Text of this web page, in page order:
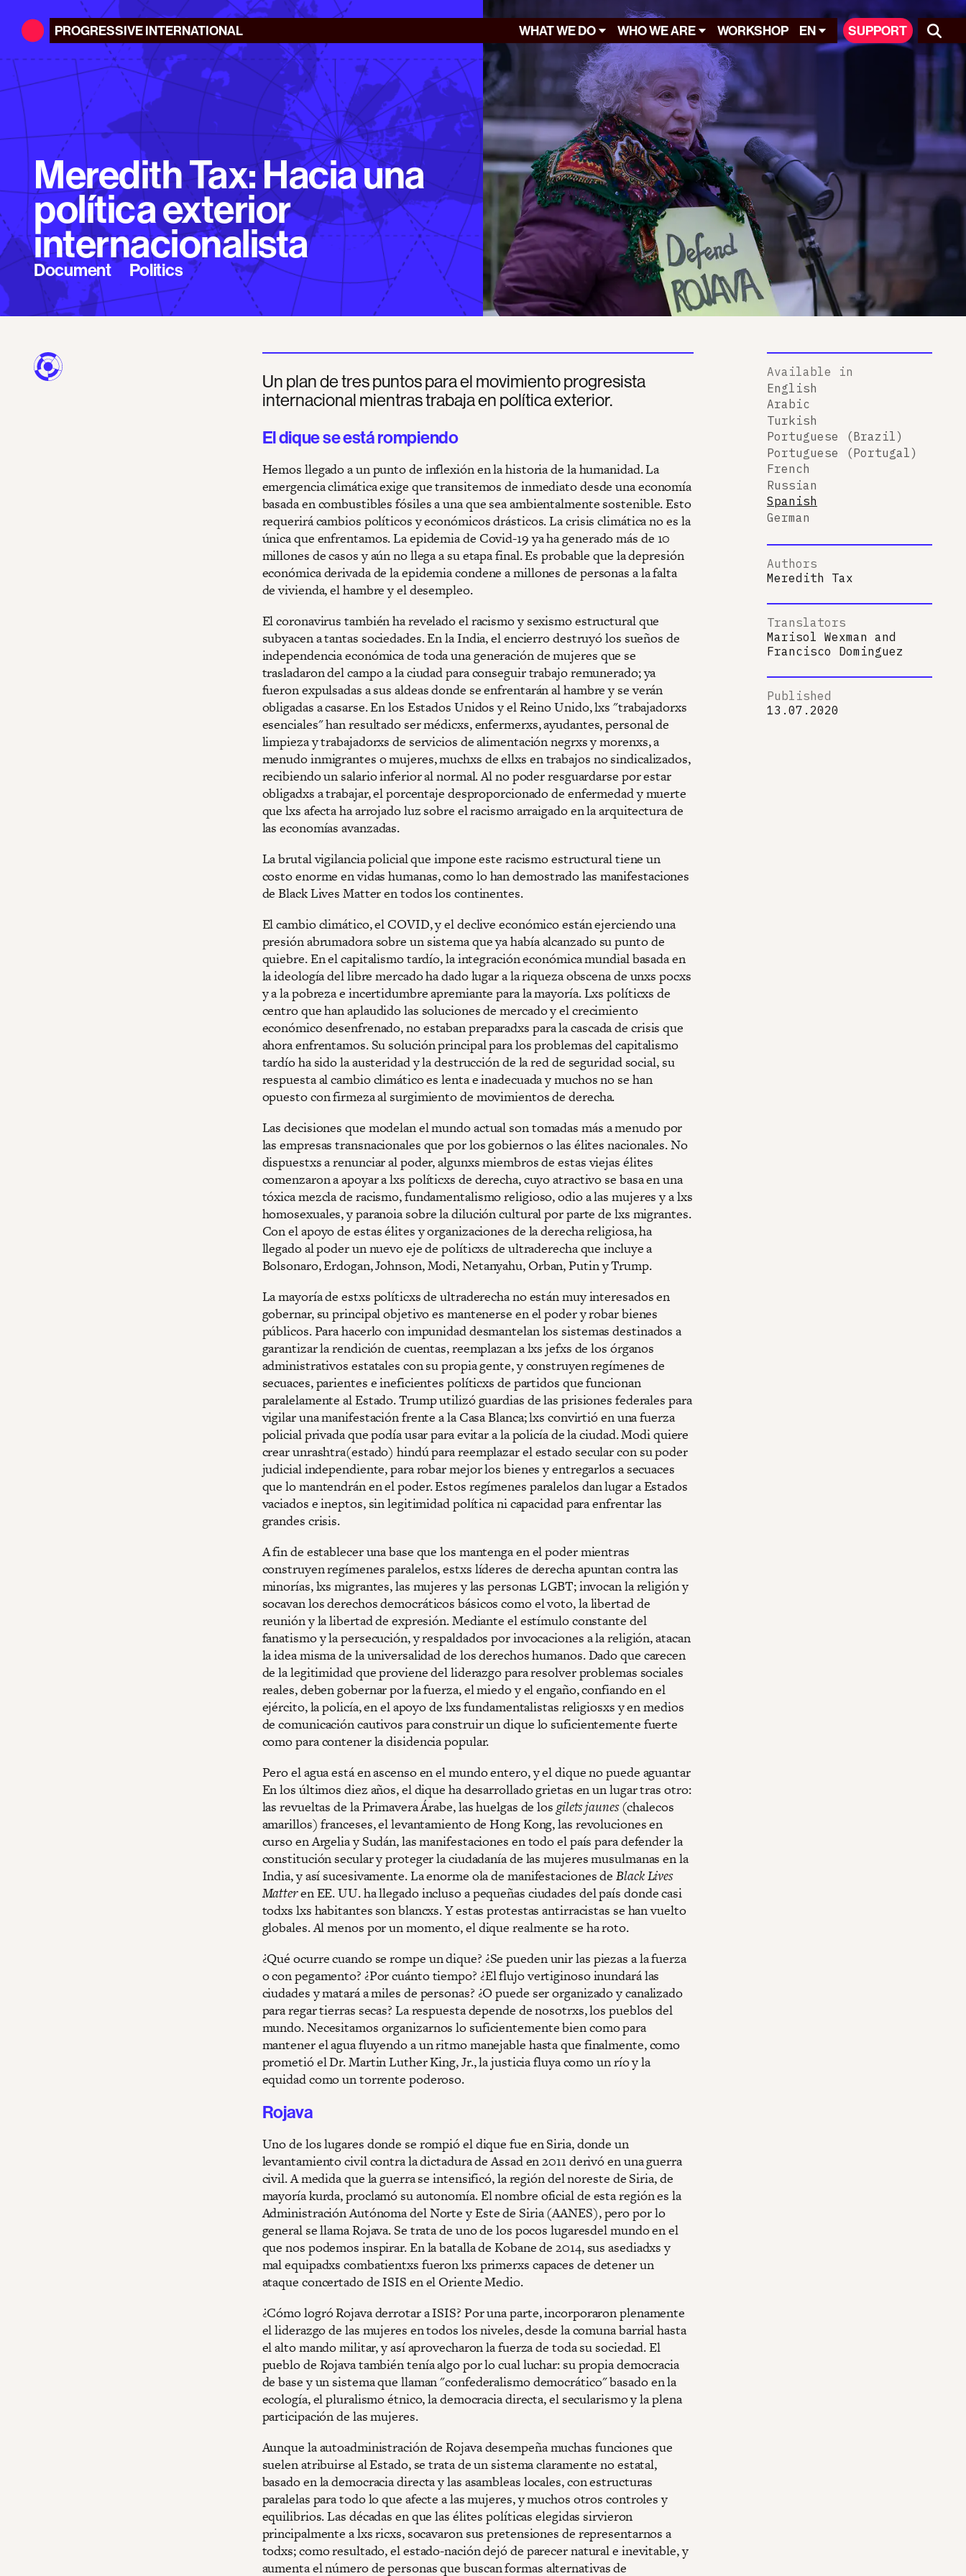
PROGRESSIVEINTERNATIONAL WHAT WE DO WHO WE ARE WORKSHOP EN SUPPORT
Meredith Tax: Hacia una
política exterior
internacionalista
Document Politics
Un plan de tres puntos para el movimiento progresista
internacional mientras trabaja en política exterior.
El dique se está rompiendo
Hemos llegado a un punto de inflexión en la historia de la humanidad. La
emergencia climática exige que transitemos de inmediato desde una economía
basada en combustibles fósiles a una que sea ambientalmente sostenible. Esto
requerirá cambios políticos y económicos drásticos. La crisis climática no es la
única que enfrentamos. La epidemia de Covid-19 ya ha generado más de 10
millones de casos y aún no llega a su etapa final. Es probable que la depresión
económica derivada de la epidemia condene a millones de personas a la falta
de vivienda, el hambre y el desempleo.
El coronavirus también ha revelado el racismo y sexismo estructural que
subyacen a tantas sociedades. En la India, el encierro destruyó los sueños de
independencia económica de toda una generación de mujeres que se
trasladaron del campo a la ciudad para conseguir trabajo remunerado; ya
fueron expulsadas a sus aldeas donde se enfrentarán al hambre y se verán
obligadas a casarse. En los Estados Unidos y el Reino Unido, lxs "trabajadorxs
esenciales" han resultado ser médicxs, enfermerxs, ayudantes, personal de
limpieza y trabajadorxs de servicios de alimentación negrxs y morenxs, a
menudo inmigrantes o mujeres, muchxs de ellxs en trabajos no sindicalizados,
recibiendo un salario inferior al normal. Al no poder resguardarse por estar
obligadxs a trabajar, el porcentaje desproporcionado de enfermedad y muerte
que lxs afecta ha arrojado luz sobre el racismo arraigado en la arquitectura de
las economías avanzadas.
La brutal vigilancia policial que impone este racismo estructural tiene un
costo enorme en vidas humanas, como lo han demostrado las manifestaciones
de Black Lives Matter en todos los continentes.
El cambio climático, el COVID, y el declive económico están ejerciendo una
presión abrumadora sobre un sistema que ya había alcanzado su punto de
quiebre. En el capitalismo tardío, la integración económica mundial basada en
la ideología del libre mercado ha dado lugar a la riqueza obscena de unxs pocxs
y a la pobreza e incertidumbre apremiante para la mayoría. Lxs políticxs de
centro que han aplaudido las soluciones de mercado y el crecimiento
económico desenfrenado, no estaban preparadxs para la cascada de crisis que
ahora enfrentamos. Su solución principal para los problemas del capitalismo
tardío ha sido la austeridad y la destrucción de la red de seguridad social, su
respuesta al cambio climático es lenta e inadecuada y muchos no se han
opuesto con firmeza al surgimiento de movimientos de derecha.
Las decisiones que modelan el mundo actual son tomadas más a menudo por
las empresas transnacionales que por los gobiernos o las élites nacionales. No
dispuestxs a renunciar al poder, algunxs miembros de estas viejas élites
comenzaron a apoyar a lxs políticxs de derecha, cuyo atractivo se basa en una
tóxica mezcla de racismo, fundamentalismo religioso, odio a las mujeres y a lxs
homosexuales, y paranoia sobre la dilución cultural por parte de lxs migrantes.
Con el apoyo de estas élites y organizaciones de la derecha religiosa, ha
llegado al poder un nuevo eje de políticxs de ultraderecha que incluye a
Bolsonaro, Erdogan, Johnson, Modi, Netanyahu, Orban, Putin y Trump.
La mayoría de estxs políticxs de ultraderecha no están muy interesados en
gobernar, su principal objetivo es mantenerse en el poder y robar bienes
públicos. Para hacerlo con impunidad desmantelan los sistemas destinados a
garantizar la rendición de cuentas, reemplazan a lxs jefxs de los órganos
administrativos estatales con su propia gente, y construyen regímenes de
secuaces, parientes e ineficientes políticxs de partidos que funcionan
paralelamente al Estado. Trump utilizó guardias de las prisiones federales para
vigilar una manifestación frente a la Casa Blanca; lxs convirtió en una fuerza
policial privada que podía usar para evitar a la policía de la ciudad. Modi quiere
crear unrashtra(estado) hindú para reemplazar el estado secular con su poder
judicial independiente, para robar mejor los bienes y entregarlos a secuaces
que lo mantendrán en el poder. Estos regímenes paralelos dan lugar a Estados
vaciados e ineptos, sin legitimidad política ni capacidad para enfrentar las
grandes crisis.
A fin de establecer una base que los mantenga en el poder mientras
construyen regímenes paralelos, estxs líderes de derecha apuntan contra las
minorías, lxs migrantes, las mujeres y las personas LGBT; invocan la religión y
socavan los derechos democráticos básicos como el voto, la libertad de
reunión y la libertad de expresión. Mediante el estímulo constante del
fanatismo y la persecución, y respaldados por invocaciones a la religión, atacan
la idea misma de la universalidad de los derechos humanos. Dado que carecen
de la legitimidad que proviene del liderazgo para resolver problemas sociales
reales, deben gobernar por la fuerza, el miedo y el engaño, confiando en el
ejército, la policía, en el apoyo de lxs fundamentalistas religiosxs y en medios
de comunicación cautivos para construir un dique lo suficientemente fuerte
como para contener la disidencia popular.
Pero el agua está en ascenso en el mundo entero, y el dique no puede aguantar
En los últimos diez años, el dique ha desarrollado grietas en un lugar tras otro:
las revueltas de la Primavera Árabe, las huelgas de los gilets jaunes(chalecos
amarillos) franceses, el levantamiento de Hong Kong, las revoluciones en
curso en Argelia y Sudán, las manifestaciones en todo el país para defender la
constitución secular y proteger la ciudadanía de las mujeres musulmanas en la
India, y así sucesivamente. La enorme ola de manifestaciones deBlack Lives
Matteren EE. UU. ha llegado incluso a pequeñas ciudades del país donde casi
todxs lxs habitantes son blancxs. Y estas protestas antirracistas se han vuelto
globales. Al menos por un momento, el dique realmente se ha roto.
¿Qué ocurre cuando se rompe un dique? ¿Se pueden unir las piezas a la fuerza
o con pegamento? ¿Por cuánto tiempo? ¿El flujo vertiginoso inundará las
ciudades y matará a miles de personas? ¿O puede ser organizado y canalizado
para regar tierras secas? La respuesta depende de nosotrxs, los pueblos del
mundo. Necesitamos organizarnos lo suficientemente bien como para
mantener el agua fluyendo a un ritmo manejable hasta que finalmente, como
prometió el Dr. Martin Luther King, Jr., la justicia fluya como un río y la
equidad como un torrente poderoso.
Rojava
Uno de los lugares donde se rompió el dique fue en Siria, donde un
levantamiento civil contra la dictadura de Assad en 2011 derivó en una guerra
civil. A medida que la guerra se intensificó, la región del noreste de Siria, de
mayoría kurda, proclamó su autonomía. El nombre oficial de esta región es la
Administración Autónoma del Norte y Este de Siria (AANES), pero por lo
general se llama Rojava. Se trata de uno de los pocos lugaresdel mundo en el
que nos podemos inspirar. En la batalla de Kobane de 2014, sus asediadxs y
mal equipadxs combatientxs fueron lxs primerxs capaces de detener un
ataque concertado de ISIS en el Oriente Medio.
¿Cómo logró Rojava derrotar a ISIS? Por una parte, incorporaron plenamente
el liderazgo de las mujeres en todos los niveles, desde la comuna barrial hasta
el alto mando militar, y así aprovecharon la fuerza de toda su sociedad. El
pueblo de Rojava también tenía algo por lo cual luchar: su propia democracia
de base y un sistema que llaman "confederalismo democrático" basado en la
ecología, el pluralismo étnico, la democracia directa, el secularismo y la plena
participación de las mujeres.
Aunque la autoadministración de Rojava desempeña muchas funciones que
suelen atribuirse al Estado, se trata de un sistema claramente no estatal,
basado en la democracia directa y las asambleas locales, con estructuras
paralelas para todo lo que afecte a las mujeres, y muchos otros controles y
equilibrios. Las décadas en que las élites políticas elegidas sirvieron
principalmente a lxs ricxs, socavaron sus pretensiones de representarnos a
todxs; como resultado, el estado-nación dejó de parecer natural e inevitable, y
aumenta el número de personas que buscan formas alternativas de
Available in
English
Arabic
Turkish
Portuguese (Brazil)
Portuguese (Portugal)
French
Russian
Spanish
German
Authors
Meredith Tax
Translators
Marisol Wexman and
Francisco Dominguez
Published
13.07.2020